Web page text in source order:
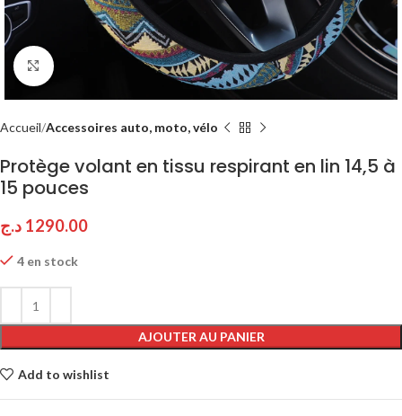
Click to enlarge
Accueil Accessoires auto, moto, vélo
Protège volant en tissu respirant en lin 14,5 à
15 pouces
1290.00 د.ج
4 en stock
AJOUTER AU PANIER
Add to wishlist